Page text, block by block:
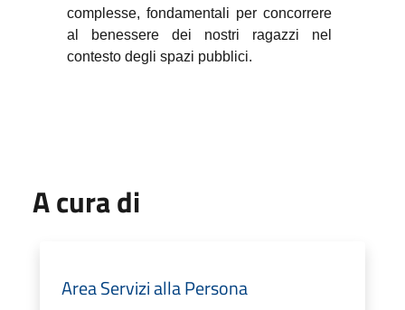
complesse, fondamentali per concorrere
al benessere dei nostri ragazzi nel
contesto degli spazi pubblici.
A cura di
Area Servizi alla Persona